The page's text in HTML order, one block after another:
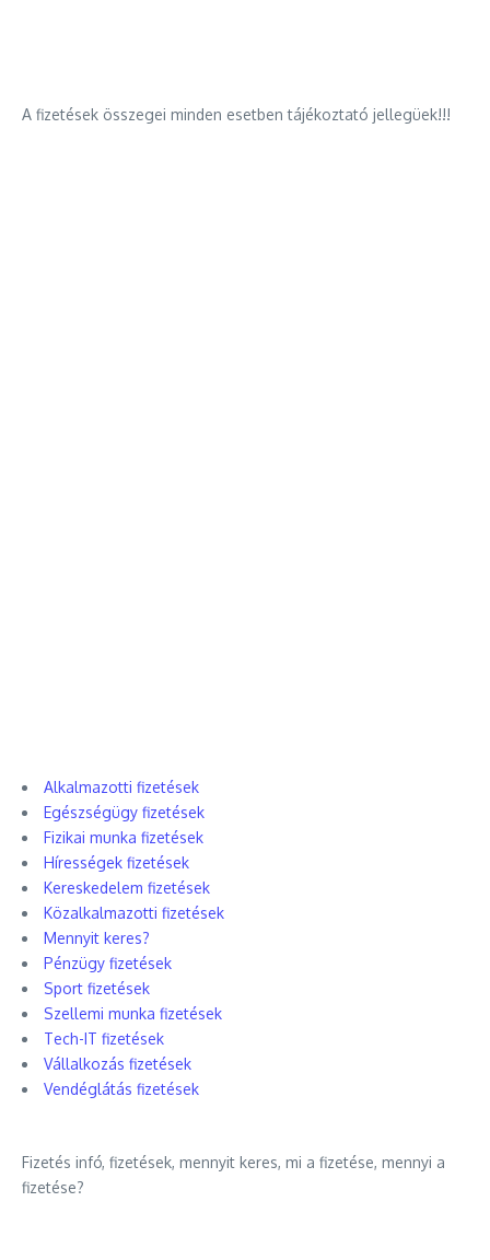
A fizetések összegei minden esetben tájékoztató jellegüek!!!
Alkalmazotti fizetések
Egészségügy fizetések
Fizikai munka fizetések
Hírességek fizetések
Kereskedelem fizetések
Közalkalmazotti fizetések
Mennyit keres?
Pénzügy fizetések
Sport fizetések
Szellemi munka fizetések
Tech-IT fizetések
Vállalkozás fizetések
Vendéglátás fizetések
Fizetés infó, fizetések, mennyit keres, mi a fizetése, mennyi a
fizetése?